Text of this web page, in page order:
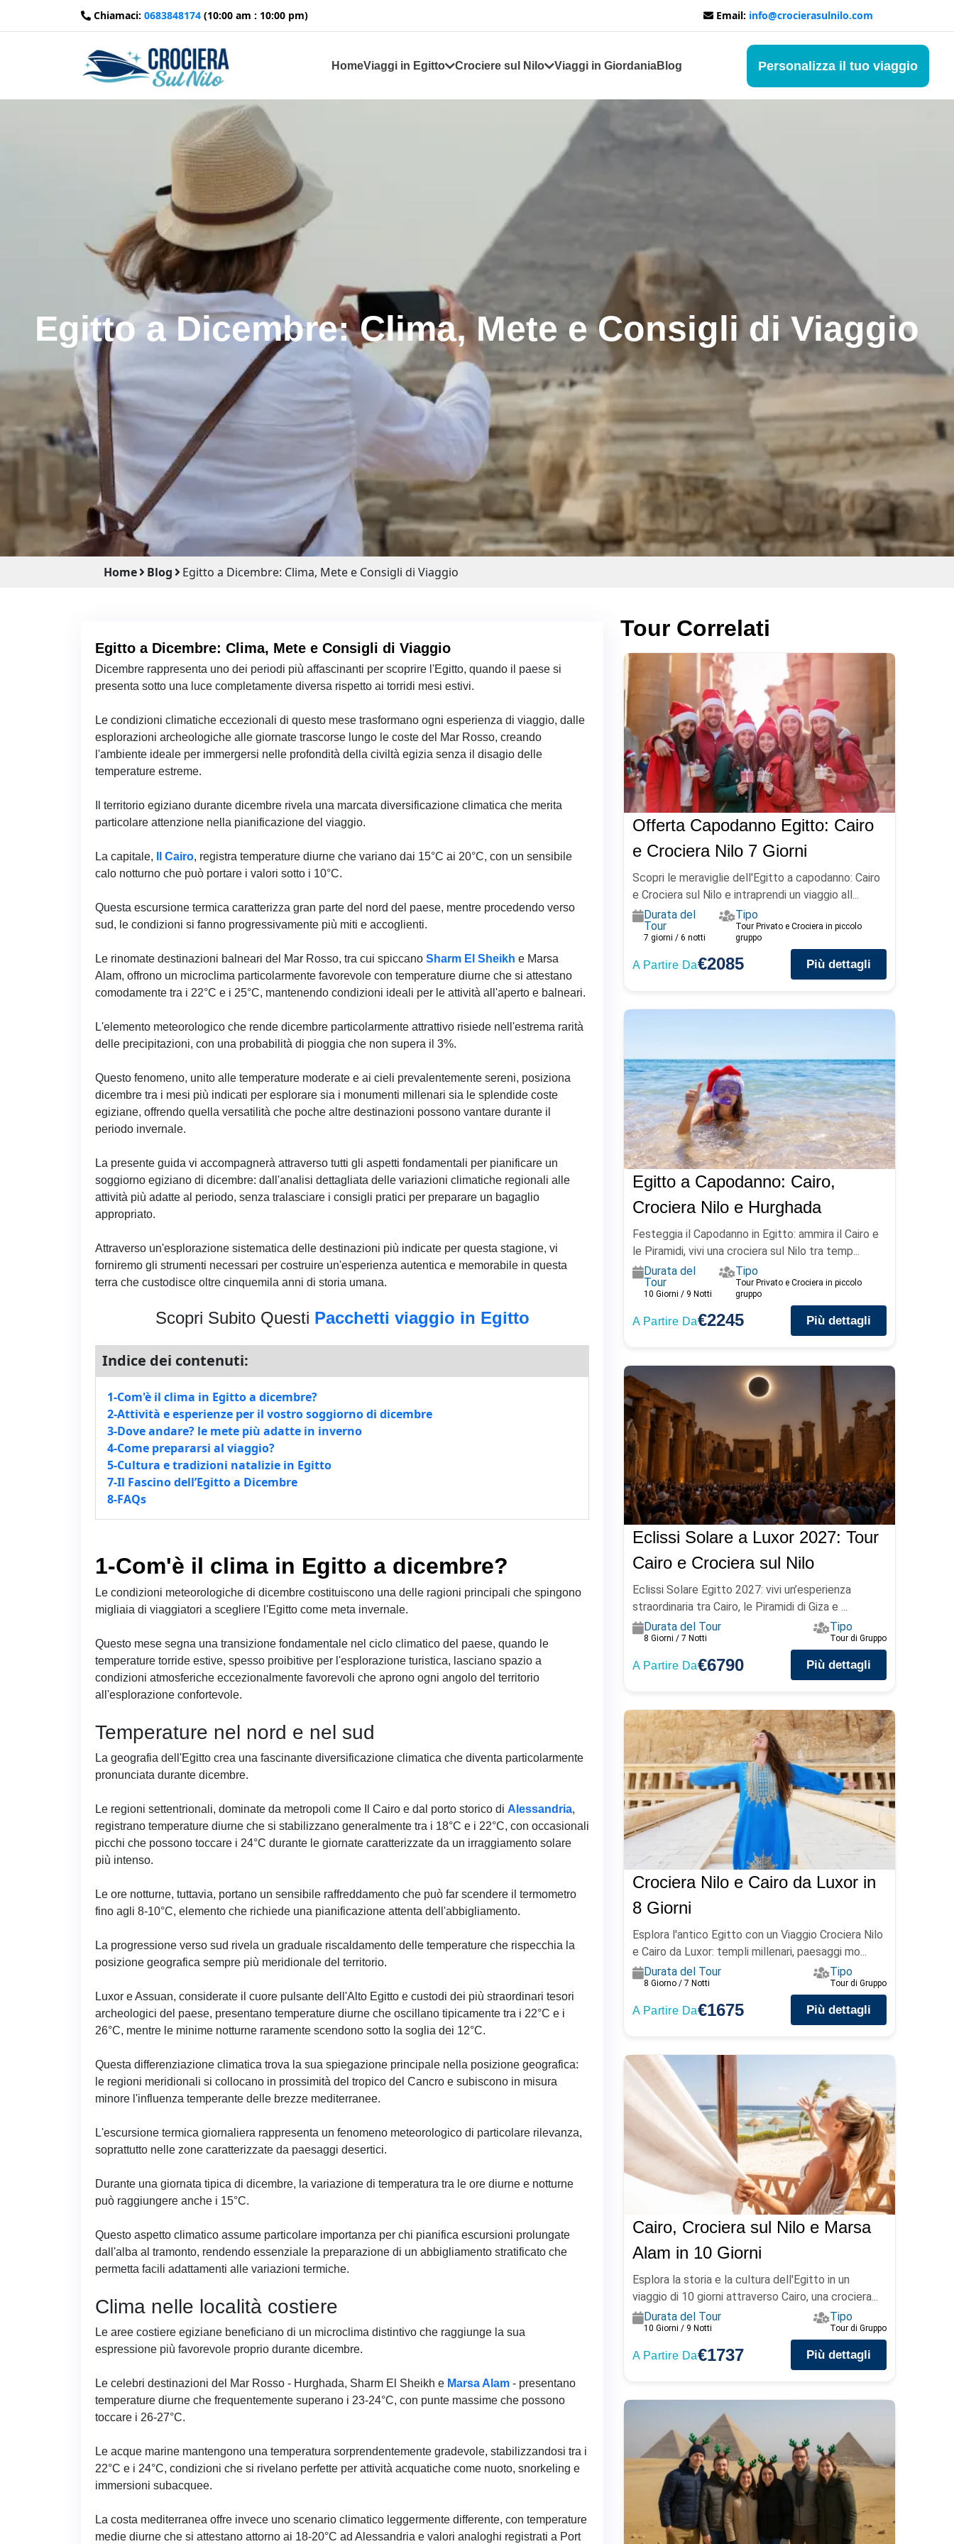
Chiamaci: 0683848174 (10:00 am : 10:00 pm) Email: info@crocierasulnilo.com
HomeViaggi in Egitto Crociere sul Nilo Viaggi in GiordaniaBlog Personalizza il tuo viaggio
Egitto a Dicembre: Clima, Mete e Consigli di Viaggio
Home Blog Egitto a Dicembre: Clima, Mete e Consigli di Viaggio
Egitto a Dicembre: Clima, Mete e Consigli di Viaggio
Dicembre rappresenta uno dei periodi più affascinanti per scoprire l'Egitto, quando il paese si
presenta sotto una luce completamente diversa rispetto ai torridi mesi estivi.
Le condizioni climatiche eccezionali di questo mese trasformano ogni esperienza di viaggio, dalle
esplorazioni archeologiche alle giornate trascorse lungo le coste del Mar Rosso, creando
l'ambiente ideale per immergersi nelle profondità della civiltà egizia senza il disagio delle
temperature estreme.
Il territorio egiziano durante dicembre rivela una marcata diversificazione climatica che merita
particolare attenzione nella pianificazione del viaggio.
La capitale, Il Cairo, registra temperature diurne che variano dai 15°C ai 20°C, con un sensibile
calo notturno che può portare i valori sotto i 10°C.
Questa escursione termica caratterizza gran parte del nord del paese, mentre procedendo verso
sud, le condizioni si fanno progressivamente più miti e accoglienti.
Le rinomate destinazioni balneari del Mar Rosso, tra cui spiccano Sharm El Sheikh e Marsa
Alam, offrono un microclima particolarmente favorevole con temperature diurne che si attestano
comodamente tra i 22°C e i 25°C, mantenendo condizioni ideali per le attività all'aperto e balneari.
L'elemento meteorologico che rende dicembre particolarmente attrattivo risiede nell'estrema rarità
delle precipitazioni, con una probabilità di pioggia che non supera il 3%.
Questo fenomeno, unito alle temperature moderate e ai cieli prevalentemente sereni, posiziona
dicembre tra i mesi più indicati per esplorare sia i monumenti millenari sia le splendide coste
egiziane, offrendo quella versatilità che poche altre destinazioni possono vantare durante il
periodo invernale.
La presente guida vi accompagnerà attraverso tutti gli aspetti fondamentali per pianificare un
soggiorno egiziano di dicembre: dall'analisi dettagliata delle variazioni climatiche regionali alle
attività più adatte al periodo, senza tralasciare i consigli pratici per preparare un bagaglio
appropriato.
Attraverso un'esplorazione sistematica delle destinazioni più indicate per questa stagione, vi
forniremo gli strumenti necessari per costruire un'esperienza autentica e memorabile in questa
terra che custodisce oltre cinquemila anni di storia umana.
Scopri Subito Questi Pacchetti viaggio in Egitto
Indice dei contenuti:
1-Com'è il clima in Egitto a dicembre?
2-Attività e esperienze per il vostro soggiorno di dicembre
3-Dove andare? le mete più adatte in inverno
4-Come prepararsi al viaggio?
5-Cultura e tradizioni natalizie in Egitto
7-Il Fascino dell’Egitto a Dicembre
8-FAQs
1-Com'è il clima in Egitto a dicembre?
Le condizioni meteorologiche di dicembre costituiscono una delle ragioni principali che spingono
migliaia di viaggiatori a scegliere l'Egitto come meta invernale.
Questo mese segna una transizione fondamentale nel ciclo climatico del paese, quando le
temperature torride estive, spesso proibitive per l'esplorazione turistica, lasciano spazio a
condizioni atmosferiche eccezionalmente favorevoli che aprono ogni angolo del territorio
all'esplorazione confortevole.
Temperature nel nord e nel sud
La geografia dell'Egitto crea una fascinante diversificazione climatica che diventa particolarmente
pronunciata durante dicembre.
Le regioni settentrionali, dominate da metropoli come Il Cairo e dal porto storico di Alessandria,
registrano temperature diurne che si stabilizzano generalmente tra i 18°C e i 22°C, con occasionali
picchi che possono toccare i 24°C durante le giornate caratterizzate da un irraggiamento solare
più intenso.
Le ore notturne, tuttavia, portano un sensibile raffreddamento che può far scendere il termometro
fino agli 8-10°C, elemento che richiede una pianificazione attenta dell'abbigliamento.
La progressione verso sud rivela un graduale riscaldamento delle temperature che rispecchia la
posizione geografica sempre più meridionale del territorio.
Luxor e Assuan, considerate il cuore pulsante dell'Alto Egitto e custodi dei più straordinari tesori
archeologici del paese, presentano temperature diurne che oscillano tipicamente tra i 22°C e i
26°C, mentre le minime notturne raramente scendono sotto la soglia dei 12°C.
Questa differenziazione climatica trova la sua spiegazione principale nella posizione geografica:
le regioni meridionali si collocano in prossimità del tropico del Cancro e subiscono in misura
minore l'influenza temperante delle brezze mediterranee.
L'escursione termica giornaliera rappresenta un fenomeno meteorologico di particolare rilevanza,
soprattutto nelle zone caratterizzate da paesaggi desertici.
Durante una giornata tipica di dicembre, la variazione di temperatura tra le ore diurne e notturne
può raggiungere anche i 15°C.
Questo aspetto climatico assume particolare importanza per chi pianifica escursioni prolungate
dall'alba al tramonto, rendendo essenziale la preparazione di un abbigliamento stratificato che
permetta facili adattamenti alle variazioni termiche.
Clima nelle località costiere
Le aree costiere egiziane beneficiano di un microclima distintivo che raggiunge la sua
espressione più favorevole proprio durante dicembre.
Le celebri destinazioni del Mar Rosso - Hurghada, Sharm El Sheikh e Marsa Alam - presentano
temperature diurne che frequentemente superano i 23-24°C, con punte massime che possono
toccare i 26-27°C.
Le acque marine mantengono una temperatura sorprendentemente gradevole, stabilizzandosi tra i
22°C e i 24°C, condizioni che si rivelano perfette per attività acquatiche come nuoto, snorkeling e
immersioni subacquee.
La costa mediterranea offre invece uno scenario climatico leggermente differente, con temperature
medie diurne che si attestano attorno ai 18-20°C ad Alessandria e valori analoghi registrati a Port
Tour Correlati
Offerta Capodanno Egitto: Cairo
e Crociera Nilo 7 Giorni
Scopri le meraviglie dell'Egitto a capodanno: Cairo
e Crociera sul Nilo e intraprendi un viaggio all...
Durata del
Tour
7 giorni / 6 notti
Tipo
Tour Privato e Crociera in piccolo
gruppo
A Partire Da€2085 Più dettagli
Egitto a Capodanno: Cairo,
Crociera Nilo e Hurghada
Festeggia il Capodanno in Egitto: ammira il Cairo e
le Piramidi, vivi una crociera sul Nilo tra temp...
Durata del
Tour
10 Giorni / 9 Notti
Tipo
Tour Privato e Crociera in piccolo
gruppo
A Partire Da€2245 Più dettagli
Eclissi Solare a Luxor 2027: Tour
Cairo e Crociera sul Nilo
Eclissi Solare Egitto 2027: vivi un’esperienza
straordinaria tra Cairo, le Piramidi di Giza e ...
Durata del Tour
8 Giorni / 7 Notti
Tipo
Tour di Gruppo
A Partire Da€6790 Più dettagli
Crociera Nilo e Cairo da Luxor in
8 Giorni
Esplora l'antico Egitto con un Viaggio Crociera Nilo
e Cairo da Luxor: templi millenari, paesaggi mo...
Durata del Tour
8 Giorno / 7 Notti
Tipo
Tour di Gruppo
A Partire Da€1675 Più dettagli
Cairo, Crociera sul Nilo e Marsa
Alam in 10 Giorni
Esplora la storia e la cultura dell'Egitto in un
viaggio di 10 giorni attraverso Cairo, una crociera...
Durata del Tour
10 Giorni / 9 Notti
Tipo
Tour di Gruppo
A Partire Da€1737 Più dettagli